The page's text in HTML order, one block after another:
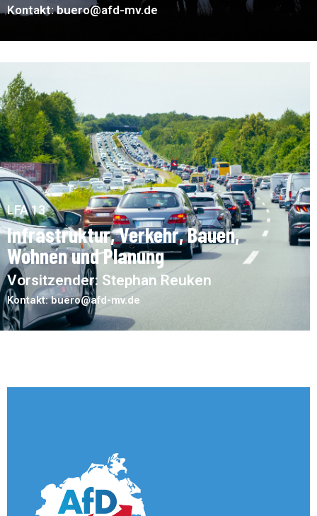
Kontakt: buero@afd-mv.de
LFA 13
Infrastruktur, Verkehr, Bauen,
Wohnen und Planung
Vorsitzender: Stephan Reuken
Kontakt: buero@afd-mv.de